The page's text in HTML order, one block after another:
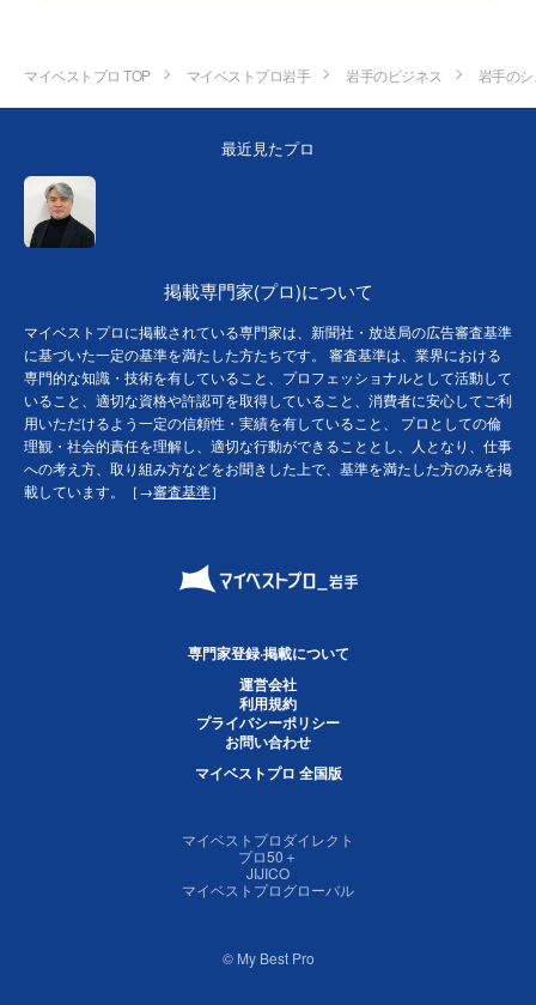
マイベストプロ TOP マイベストプロ岩手 岩手のビジネス 岩手の
最近見たプロ
掲載専門家(プロ)について
マイベストプロに掲載されている専門家は、新聞社・放送局の広告審査基準
に基づいた一定の基準を満たした方たちです。 審査基準は、業界における
専門的な知識・技術を有していること、プロフェッショナルとして活動して
いること、適切な資格や許認可を取得していること、消費者に安心してご利
用いただけるよう一定の信頼性・実績を有していること、 プロとしての倫
理観・社会的責任を理解し、適切な行動ができることとし、人となり、仕事
への考え方、取り組み方などをお聞きした上で、基準を満たした方のみを掲
載しています。［→審査基準］
専門家登録·掲載について
運営会社
利用規約
プライバシーポリシー
お問い合わせ
マイベストプロ 全国版
マイベストプロダイレクト
プロ50＋
JIJICO
マイベストプログローバル
© My Best Pro